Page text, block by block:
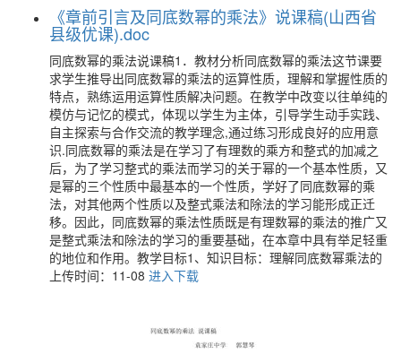
《章前引言及同底数幂的乘法》说课稿(山西省
县级优课).doc
同底数幂的乘法说课稿1．教材分析同底数幂的乘法这节课要
求学生推导出同底数幂的乘法的运算性质，理解和掌握性质的
特点，熟练运用运算性质解决问题。在教学中改变以往单纯的
模仿与记忆的模式，体现以学生为主体，引导学生动手实践、
自主探索与合作交流的教学理念,通过练习形成良好的应用意
识.同底数幂的乘法是在学习了有理数的乘方和整式的加减之
后，为了学习整式的乘法而学习的关于幂的一个基本性质，又
是幂的三个性质中最基本的一个性质，学好了同底数幂的乘
法，对其他两个性质以及整式乘法和除法的学习能形成正迁
移。因此，同底数幂的乘法性质既是有理数幂的乘法的推广又
是整式乘法和除法的学习的重要基础，在本章中具有举足轻重
的地位和作用。教学目标1、知识目标：理解同底数幂乘法的
上传时间：11-08 进入下载